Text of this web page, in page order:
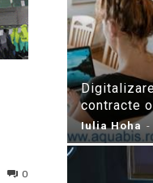
0
contracte
Iulia Hoha -